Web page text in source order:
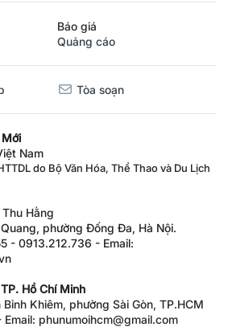
Báo giá
Quảng cáo
Tòa soạn
Nam
do Bộ Văn Hóa, Thể Thao và Du Lịch
Hằng
phường Đống Đa, Hà Nội.
- 0913.212.736 - Email:
Hồ Chí Minh
Khiêm, phường Sài Gòn, TP.HCM
phunumoihcm@gmail.com